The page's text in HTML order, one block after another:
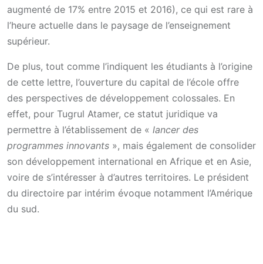
augmenté de 17% entre 2015 et 2016), ce qui est rare à
l’heure actuelle dans le paysage de l’enseignement
supérieur.
De plus, tout comme l’indiquent les étudiants à l’origine
de cette lettre, l’ouverture du capital de l’école offre
des perspectives de développement colossales. En
effet, pour Tugrul Atamer, ce statut juridique va
permettre à l’établissement de « lancer des
programmes innovants », mais également de consolider
son développement international en Afrique et en Asie,
voire de s’intéresser à d’autres territoires. Le président
du directoire par intérim évoque notamment l’Amérique
du sud.